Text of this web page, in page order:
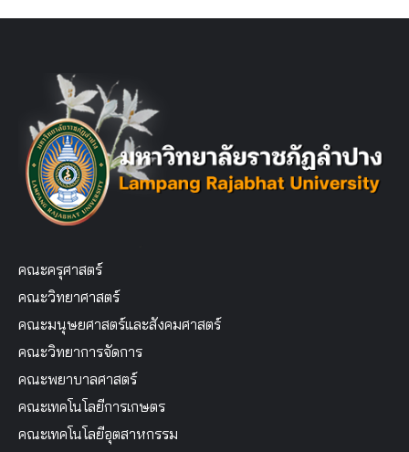
คณะครุศาสตร์
คณะวิทยาศาสตร์
คณะมนุษยศาสตร์และสังคมศาสตร์
คณะวิทยาการจัดการ
คณะพยาบาลศาสตร์
คณะเทคโนโลยีการเกษตร
คณะเทคโนโลยีอุตสาหกรรม